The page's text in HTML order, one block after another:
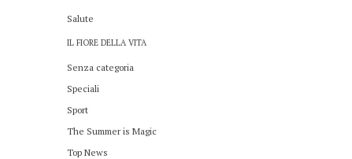
Salute
IL FIORE DELLA VITA
Senza categoria
Speciali
Sport
The Summer is Magic
Top News